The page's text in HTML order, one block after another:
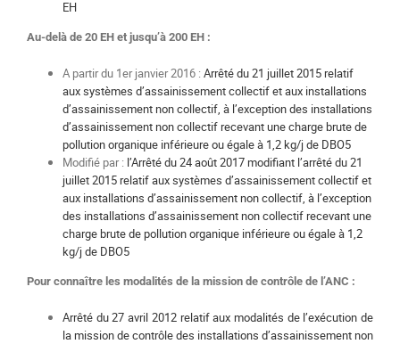
EH
Au-delà de 20 EH et jusqu’à 200 EH :
A partir du 1er janvier 2016 : Arrêté du 21 juillet 2015 relatif
aux systèmes d’assainissement collectif et aux installations
d’assainissement non collectif, à l’exception des installations
d’assainissement non collectif recevant une charge brute de
pollution organique inférieure ou égale à 1,2 kg/j de DBO5
Modifié par : l’Arrêté du 24 août 2017 modifiant l’arrêté du 21
juillet 2015 relatif aux systèmes d’assainissement collectif et
aux installations d’assainissement non collectif, à l’exception
des installations d’assainissement non collectif recevant une
charge brute de pollution organique inférieure ou égale à 1,2
kg/j de DBO5
Pour connaître les modalités de la mission de contrôle de l’ANC :
Arrêté du 27 avril 2012 relatif aux modalités de l’exécution de
la mission de contrôle des installations d’assainissement non